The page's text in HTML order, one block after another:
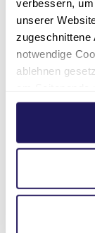
verbessern,
unserer
zugeschnittene
notwendige
ablehnen
Weitere
den
wieder zu
Über